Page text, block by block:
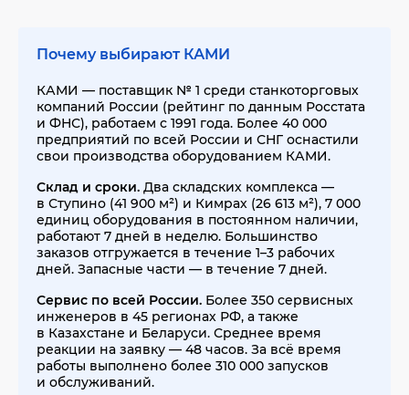
Почему выбирают КАМИ
КАМИ — поставщик № 1 среди станкоторговых
компаний России (рейтинг по данным Росстата
и ФНС), работаем с 1991 года. Более 40 000
предприятий по всей России и СНГ оснастили
свои производства оборудованием КАМИ.
Склад и сроки. Два складских комплекса —
в Ступино (41 900 м²) и Кимрах (26 613 м²), 7 000
единиц оборудования в постоянном наличии,
работают 7 дней в неделю. Большинство
заказов отгружается в течение 1–3 рабочих
дней. Запасные части — в течение 7 дней.
Сервис по всей России. Более 350 сервисных
инженеров в 45 регионах РФ, а также
в Казахстане и Беларуси. Среднее время
реакции на заявку — 48 часов. За всё время
работы выполнено более 310 000 запусков
и обслуживаний.